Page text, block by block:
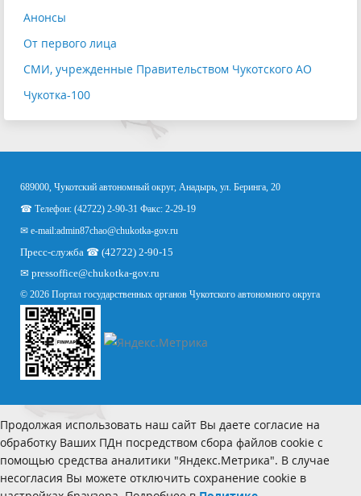
Анонсы
От первого лица
СМИ, учрежденные Правительством Чукотского АО
Чукотка-100
689000, Чукотский автономный округ, Анадырь, ул. Беринга, 20
☎ Телефон: (42722) 2-90-31 Факс: 2-29-19
✉ e-mail:admin87chao@chukotka-gov.ru
Пресс-служба ☎ (42722) 2-90-15
✉ pressoffice@chukotka-gov.ru
© 2026 Портал государственных органов Чукотского автономного округа
Продолжая использовать наш сайт Вы даете согласие на
обработку Ваших ПДн посредством сбора файлов cookie с
помощью средства аналитики "Яндекс.Метрика". В случае
несогласия Вы можете отключить сохранение cookie в